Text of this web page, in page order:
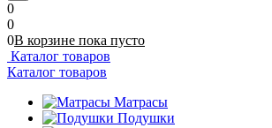
0
0
0В корзине пока пусто
Каталог товаров
Каталог товаров
Матрасы
Подушки